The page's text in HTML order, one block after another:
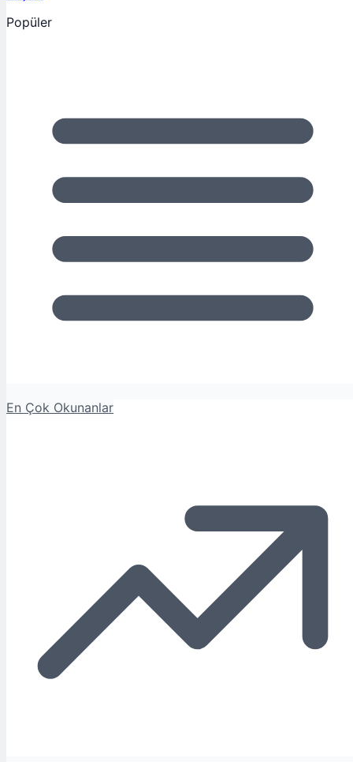
Popüler
En Çok Okunanlar